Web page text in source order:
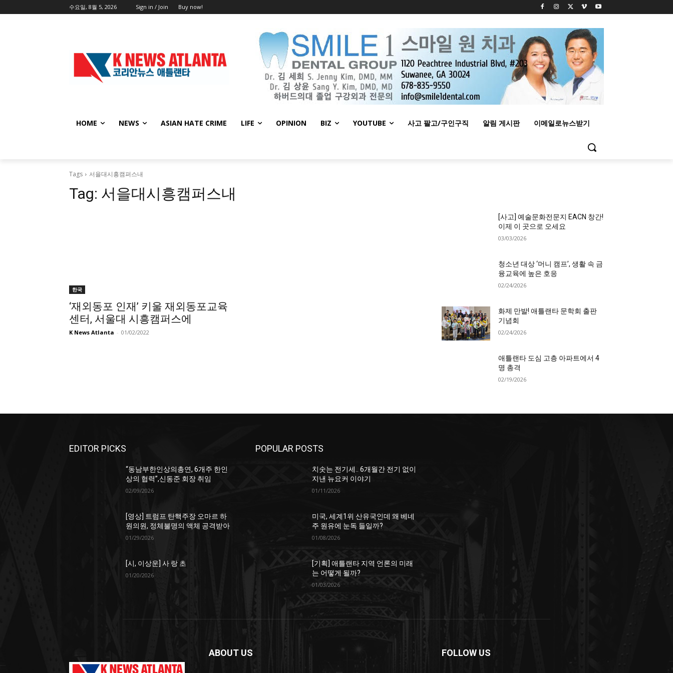
수요일, 8월 5, 2026 Sign in / Join Buy now!
HOME NEWS ASIAN HATE CRIME LIFE OPINION BIZ YOUTUBE 사고 팔고/구인구직 알림 게시판 이메일로뉴스받기
Tags 서을대시흥캠퍼스내
Tag: 서을대시흥캠퍼스내
한국
‘재외동포 인재’ 키울 재외동포교육
센터, 서울대 시흥캠퍼스에
K News Atlanta - 01/02/2022
[사고] 예술문화전문지 EACN 창간!
이제 이 곳으로 오세요
03/03/2026
청소년 대상 ‘머니 캠프’, 생활 속 금
융교육에 높은 호응
02/24/2026
화제 만발! 애틀랜타 문학회 출판
기념회
02/24/2026
애틀랜타 도심 고층 아파트에서 4
명 총격
02/19/2026
EDITOR PICKS
“동남부한인상의총연, 6개주 한인
상의 협력”,신동준 회장 취임
02/09/2026
[영상] 트럼프 탄핵주장 오마르 하
원의원, 정체불명의 액체 공격받아
01/29/2026
[시, 이상운] 사 랑 초
01/20/2026
POPULAR POSTS
치솟는 전기세.. 6개월간 전기 없이
지낸 뉴요커 이야기
01/11/2026
미국, 세계1위 산유국인데 왜 베네
주 원유에 눈독 들일까?
01/08/2026
[기획] 애틀랜타 지역 언론의 미래
는 어떻게 될까?
01/03/2026
ABOUT US FOLLOW US